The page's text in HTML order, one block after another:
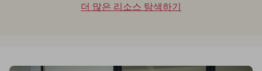
더 많은 리소스 탐색하기